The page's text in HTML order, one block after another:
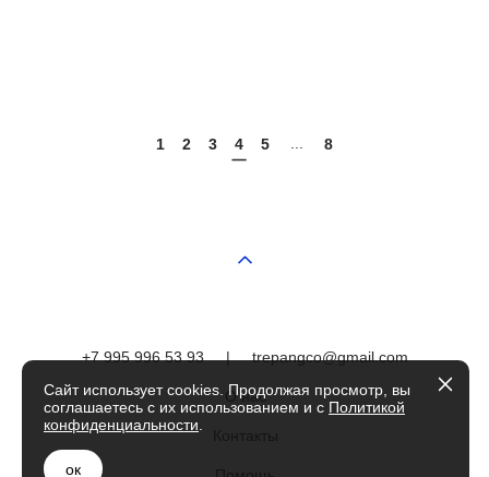
1 2 3 4 5 ... 8
+7 995 996 53 93|trepangco@gmail.com
О нас
Сайт использует cookies. Продолжая просмотр, вы
соглашаетесь с их использованием и с Политикой
конфиденциальности
ок